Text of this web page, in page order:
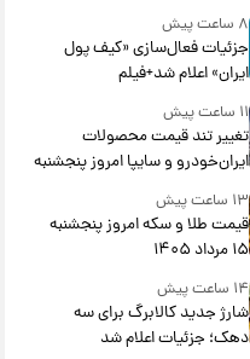
۸ ساعت پیش
جزئیات فعال‌سازی «کیف پول
ایران» اعلام شد+فیلم
۱۱ ساعت پیش
تغییر تند قیمت محصولات
ایران‌خودرو و سایپا امروز پنجشنبه
۱۵ مرداد ۱۴۰۵ +جدول
۱۳ ساعت پیش
قیمت طلا و سکه امروز پنجشنبه
۱۵ مرداد ۱۴۰۵
۱۴ ساعت پیش
شارژ جدید کالابرگ برای سه
دهک؛ جزئیات اعلام شد